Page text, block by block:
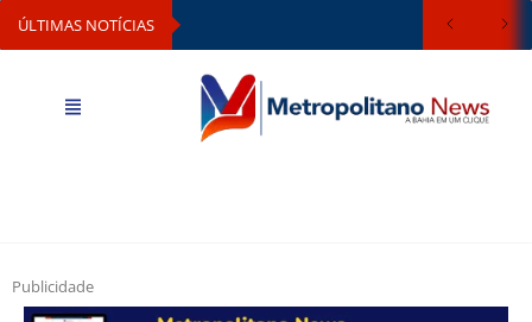
ÚLTIMAS NOTÍCIAS
Publicidade